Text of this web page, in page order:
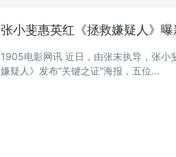
张小斐惠英红《拯救嫌疑人》
1905电影网讯 近日，由张末执导，张小
嫌疑人》发布“关键之证”海报，五位...